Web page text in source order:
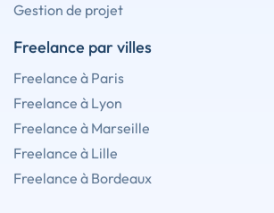
Gestion de projet
Freelance par villes
Freelance à Paris
Freelance à Lyon
Freelance à Marseille
Freelance à Lille
Freelance à Bordeaux